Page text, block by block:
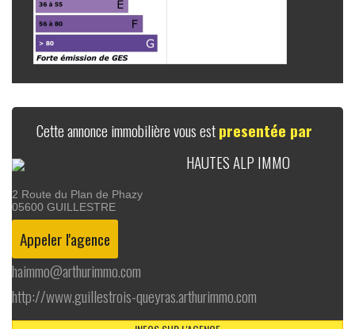
Cette annonce immobilière vous estpresentée par
HAUTES ALP IMMO
2 Route du Plan de Phazy
05600 GUILLESTRE
haimmo@arthurimmo.com
http://www.guillestrois-queyras.arthurimmo.com